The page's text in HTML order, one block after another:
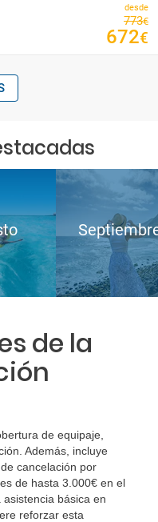
desde
773€
672€
de la
de equipaje,
Además, incluye
cancelación por
de hasta 3.000€ en el
básica en
reforzar esta